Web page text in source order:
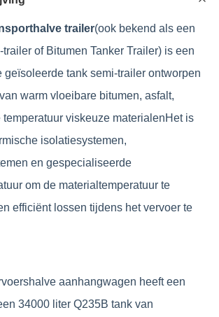
trailer(ook bekend als een
of Bitumen Tanker Trailer) is een
geïsoleerde tank semi-trailer ontworpen
warm vloeibare bitumen, asfalt,
temperatuur viskeuze materialenHet is
isolatiesystemen,
en gespecialiseerde
om de materialtemperatuur te
efficiënt lossen tijdens het vervoer te
aanhangwagen heeft een
34000 liter Q235B tank van